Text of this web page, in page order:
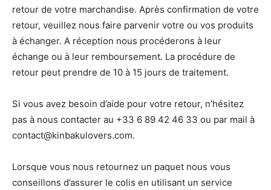
retour de votre marchandise. Après confirmation de votre
retour, veuillez nous faire parvenir votre ou vos produits
à échanger. A réception nous procéderons à leur
échange ou à leur remboursement. La procédure de
retour peut prendre de 10 à 15 jours de traitement.
Si vous avez besoin d’aide pour votre retour, n’hésitez
pas à nous contacter au +33 6 89 42 46 33 ou par mail à
contact@kinbakulovers.com.
Lorsque vous nous retournez un paquet nous vous
conseillons d’assurer le colis en utilisant un service